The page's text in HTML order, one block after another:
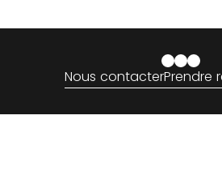
Nous contacterPrendre